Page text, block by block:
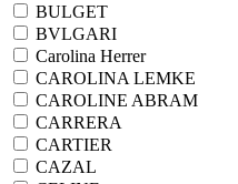
BULGET
BVLGARI
Carolina Herrer
CAROLINA LEMKE
CAROLINE ABRAM
CARRERA
CARTIER
CAZAL